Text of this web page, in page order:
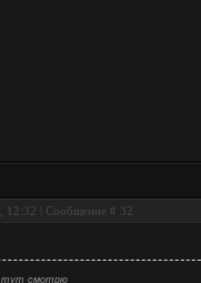
12:32 | Сообщение # 32
тут смотрю